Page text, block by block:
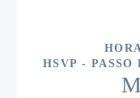
HSVP - PASSO